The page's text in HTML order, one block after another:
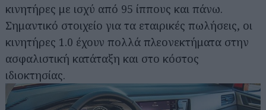
κινητήρες με ισχύ από 95 ίππους και πάνω.
Σημαντικό στοιχείο για τα εταιρικές πωλήσεις, οι
κινητήρες 1.0 έχουν πολλά πλεονεκτήματα στην
ασφαλιστική κατάταξη και στο κόστος
ιδιοκτησίας.